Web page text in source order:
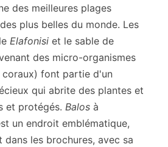
des meilleures plages
plus belles du monde. Les
Elafonisi et le sable de
des micro-organismes
coraux) font partie d'un
qui abrite des plantes et
et protégés. Balos à
un endroit emblématique,
les brochures, avec sa